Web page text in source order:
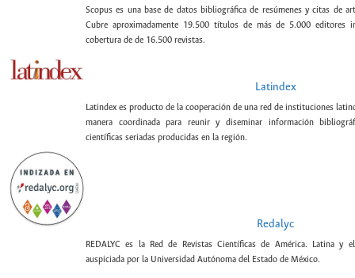
Scopus es una base de datos bibliográfica de resúmenes y citas de
Cubre aproximadamente 19.500 títulos de más de 5.000 editores
cobertura de de 16.500 revistas.
Latindex
Latindex es producto de la cooperación de una red de instituciones
manera coordinada para reunir y diseminar información
científicas seriadas producidas en la región.
Redalyc
REDALYC es la Red de Revistas Científicas de América. Latina y
auspiciada por la Universidad Autónoma del Estado de México.